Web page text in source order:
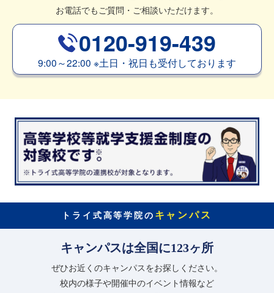
お電話でもご質問・ご相談いただけます。
0120-919-439
9:00～22:00 ※土日・祝日も受付しております
トライ式高等学院の キャンパス
キャンパスは全国に123ヶ所
ぜひお近くのキャンパスをお探しください。
校内の様子や開催中のイベント情報など